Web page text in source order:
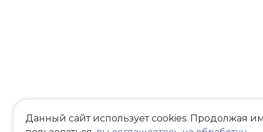
Данный сайт использует cookies. Продолжая